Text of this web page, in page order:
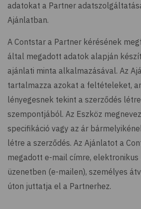
adatokat a Partner
Ajánlatban.
A Contstar a Partner kérésének
által megadott adatok alapján
ajánlati minta alkalmazásával. Az
tartalmazza azokat a feltételeket,
lényegesnek tekint a szerződés
szempontjából. Az Eszköz
specifikáció vagy az ár
létre a szerződés. Az Ajánlatot a
megadott e-mail címre,
üzenetben (e-mailen), személyes
úton juttatja el a Partnerhez.